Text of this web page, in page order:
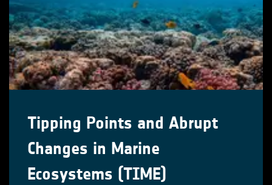
Tipping Points and Abrupt
Changes in Marine
Ecosystems​ (TIME)